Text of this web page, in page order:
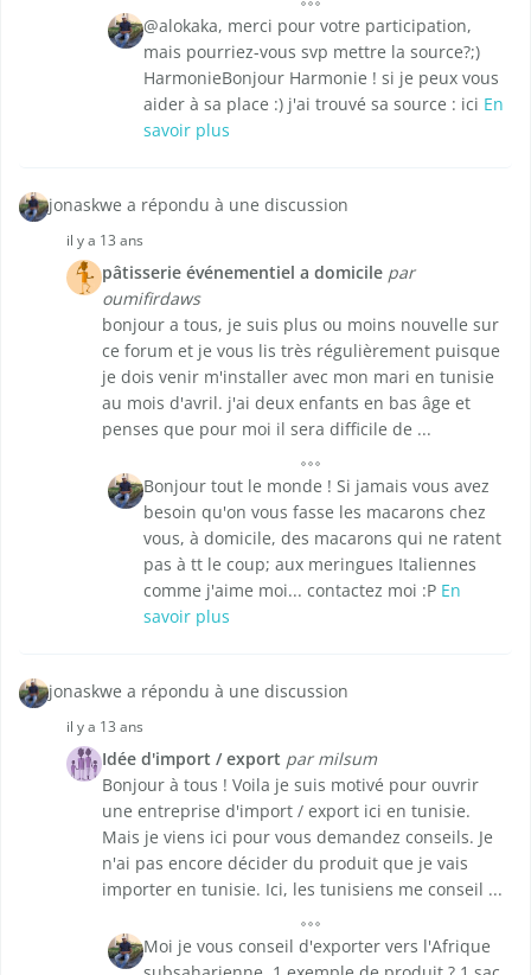
@alokaka, merci pour votre participation,
mais pourriez-vous svp mettre la source?;)
HarmonieBonjour Harmonie ! si je peux vous
aider à sa place :) j'ai trouvé sa source : ici En
savoir plus
jonaskwe a répondu à une discussion
il y a 13 ans
pâtisserie événementiel a domicile par
oumifirdaws
bonjour a tous, je suis plus ou moins nouvelle sur
ce forum et je vous lis très régulièrement puisque
je dois venir m'installer avec mon mari en tunisie
au mois d'avril. j'ai deux enfants en bas âge et
penses que pour moi il sera difficile de ...
Bonjour tout le monde ! Si jamais vous avez
besoin qu'on vous fasse les macarons chez
vous, à domicile, des macarons qui ne ratent
pas à tt le coup; aux meringues Italiennes
comme j'aime moi... contactez moi :P En
savoir plus
jonaskwe a répondu à une discussion
il y a 13 ans
Idée d'import / export par milsum
Bonjour à tous ! Voila je suis motivé pour ouvrir
une entreprise d'import / export ici en tunisie.
Mais je viens ici pour vous demandez conseils. Je
n'ai pas encore décider du produit que je vais
importer en tunisie. Ici, les tunisiens me conseil ...
Moi je vous conseil d'exporter vers l'Afrique